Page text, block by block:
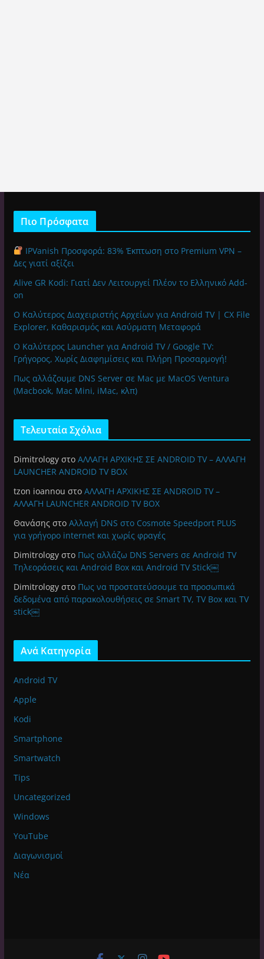
Πιο Πρόσφατα
IPVanish Προσφορά: 83% Έκπτωση στο Premium VPN –
Δες γιατί αξίζει
Alive GR Kodi: Γιατί Δεν Λειτουργεί Πλέον το Ελληνικό Add-
on
Ο Καλύτερος Διαχειριστής Αρχείων για Android TV | CX File
Explorer, Καθαρισμός και Ασύρματη Μεταφορά
Ο Καλύτερος Launcher για Android TV / Google TV:
Γρήγορος, Χωρίς Διαφημίσεις και Πλήρη Προσαρμογή!
Πως αλλάζουμε DNS Server σε Mac με MacOS Ventura
(Macbook, Mac Mini, iMac, κλπ)
Τελευταία Σχόλια
Dimitrologyστο ΑΛΛΑΓΗ ΑΡΧΙΚΗΣ ΣΕ ANDROID TV – ΑΛΛΑΓΗ
LAUNCHER ANDROID TV BOX
tzon ioannou στο ΑΛΛΑΓΗ ΑΡΧΙΚΗΣ ΣΕ ANDROID TV –
ΑΛΛΑΓΗ LAUNCHER ANDROID TV BOX
Θανάσηςστο Αλλαγή DNS στο Cosmote Speedport PLUS
για γρήγορο internet και χωρίς φραγές
Dimitrologyστο Πως αλλάζω DNS Servers σε Android TV
Τηλεοράσεις και Android Box και Android TV Stick￼
Dimitrologyστο Πως να προστατεύσουμε τα προσωπικά
δεδομένα από παρακολουθήσεις σε Smart TV, TV Box και TV
stick￼
Ανά Κατηγορία
Android TV
Apple
Kodi
Smartphone
Smartwatch
Tips
Uncategorized
Windows
YouTube
Διαγωνισμοί
Νέα